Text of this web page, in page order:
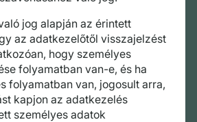
jog alapján az érintett
az adatkezelőtől visszajelzést
hogy személyes
folyamatban van-e, és ha
folyamatban van, jogosult arra,
kapjon az adatkezelés
személyes adatok